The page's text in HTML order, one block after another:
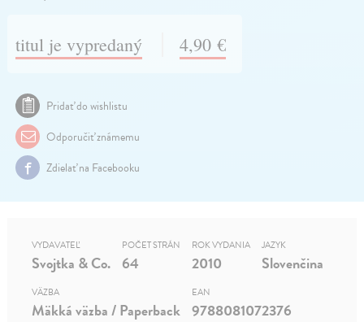
titul je vypredaný 4,90 €
Pridať do wishlistu
Odporučiť známemu
Zdielať na Facebooku
VYDAVATEĽ
Svojtka & Co.
POČET STRÁN
64
ROK VYDANIA
2010
JAZYK
Slovenčina
VÄZBA
Mäkká väzba / Paperback
EAN
9788081072376